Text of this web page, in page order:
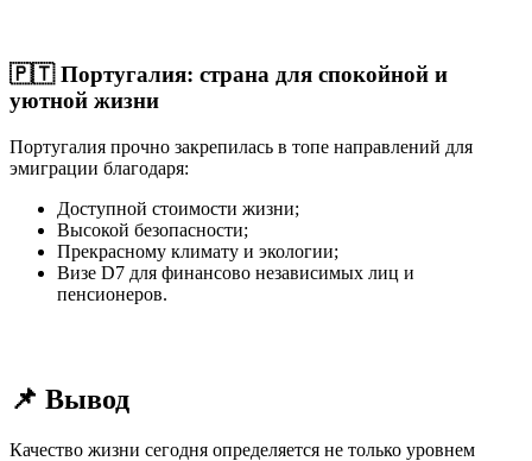
🇵🇹 Португалия: страна для спокойной и
уютной жизни
Португалия прочно закрепилась в топе направлений для
эмиграции благодаря:
Доступной стоимости жизни;
Высокой безопасности;
Прекрасному климату и экологии;
Визе D7 для финансово независимых лиц и
пенсионеров.
📌 Вывод
Качество жизни сегодня определяется не только уровнем